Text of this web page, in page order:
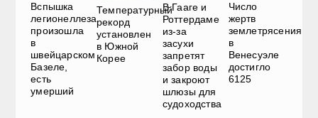
Вспышка
легионеллеза
произошла
в
швейцарском
Базеле,
есть
умерший
Температурный
рекорд
установлен
в Южной
Корее
В Гааге и
Роттердаме
из-за
засухи
запретят
забор воды
и закроют
шлюзы для
судоходства
Число
жертв
землетрясения
в
Венесуэле
достигло
6125